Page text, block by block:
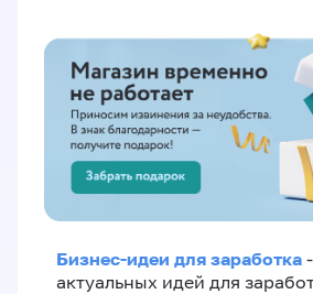
Бизнес-идеи для заработка
актуальных идей для